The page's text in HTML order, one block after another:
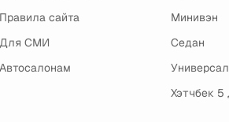
Правила сайта
Для СМИ
Автосалонам
Минивэн
Седан
Универсал
Хэтчбек 5